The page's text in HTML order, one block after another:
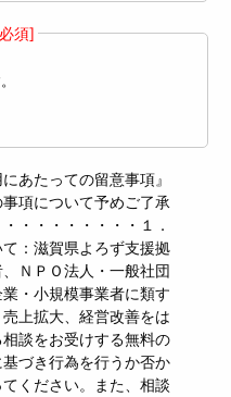
須]
あたっての留意事項』
項について予めご了承
・・・・・・・・１．
：滋賀県よろず支援拠
ＮＰＯ法人・一般社団
・小規模事業者に類す
上拡大、経営改善をは
談をお受けする無料の
づき行為を行うか否か
ください。また、相談